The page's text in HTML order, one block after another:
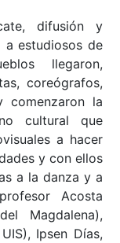
difusión y
a estudiosos de
llegaron,
coreógrafos,
la
cultural que
a hacer
y con ellos
a la danza y a
Acosta
Magdalena),
Ipsen Días,